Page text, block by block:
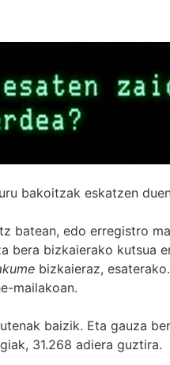
bakoitzak eskatzen
edo erregistro
bera bizkaierako kutsua
bizkaieraz,
mailakoan.
baizik. Eta gauza
31.268 adiera guztira.